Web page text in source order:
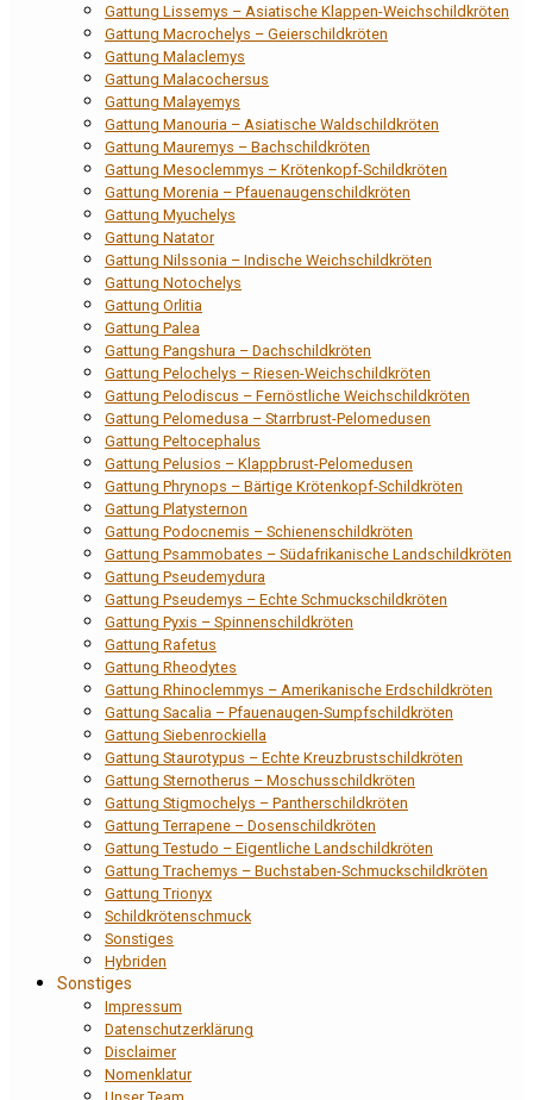
Gattung Lissemys – Asiatische Klappen-Weichschildkröten
Gattung Macrochelys – Geierschildkröten
Gattung Malaclemys
Gattung Malacochersus
Gattung Malayemys
Gattung Manouria – Asiatische Waldschildkröten
Gattung Mauremys – Bachschildkröten
Gattung Mesoclemmys – Krötenkopf-Schildkröten
Gattung Morenia – Pfauenaugenschildkröten
Gattung Myuchelys
Gattung Natator
Gattung Nilssonia – Indische Weichschildkröten
Gattung Notochelys
Gattung Orlitia
Gattung Palea
Gattung Pangshura – Dachschildkröten
Gattung Pelochelys – Riesen-Weichschildkröten
Gattung Pelodiscus – Fernöstliche Weichschildkröten
Gattung Pelomedusa – Starrbrust-Pelomedusen
Gattung Peltocephalus
Gattung Pelusios – Klappbrust-Pelomedusen
Gattung Phrynops – Bärtige Krötenkopf-Schildkröten
Gattung Platysternon
Gattung Podocnemis – Schienenschildkröten
Gattung Psammobates – Südafrikanische Landschildkröten
Gattung Pseudemydura
Gattung Pseudemys – Echte Schmuckschildkröten
Gattung Pyxis – Spinnenschildkröten
Gattung Rafetus
Gattung Rheodytes
Gattung Rhinoclemmys – Amerikanische Erdschildkröten
Gattung Sacalia – Pfauenaugen-Sumpfschildkröten
Gattung Siebenrockiella
Gattung Staurotypus – Echte Kreuzbrustschildkröten
Gattung Sternotherus – Moschusschildkröten
Gattung Stigmochelys – Pantherschildkröten
Gattung Terrapene – Dosenschildkröten
Gattung Testudo – Eigentliche Landschildkröten
Gattung Trachemys – Buchstaben-Schmuckschildkröten
Gattung Trionyx
Schildkrötenschmuck
Sonstiges
Hybriden
Sonstiges
Impressum
Datenschutzerklärung
Disclaimer
Nomenklatur